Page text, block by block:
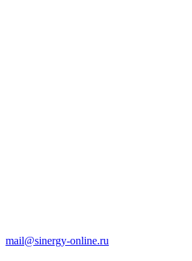
mail@sinergy-online.ru